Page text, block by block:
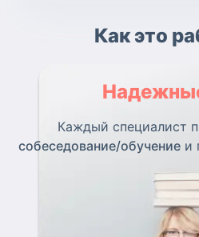
Как это
Каждый специалист
собеседование/обучение и